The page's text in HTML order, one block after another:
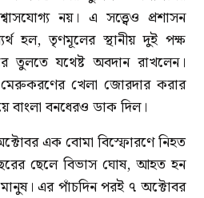
নয়। এ সত্ত্বেও প্রশাসন
হল, তৃণমূলের স্থানীয় দুই পক্ষ
তুলতে যথেষ্ট অবদান রাখলেন।
মেরুকরণের খেলা জোরদার করার
বনধেরও ডাক দিল।
এক বোমা বিস্ফোরণে নিহত
ছেলে বিভাস ঘোষ, আহত হন
এর পাঁচদিন পরই ৭ অক্টোবর